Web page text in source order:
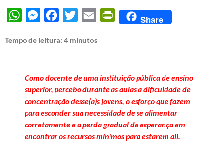
WhatsAppMessengerFacebook
Twitter Email PrintFriendly
Share
Tempo de leitura: 4 minutos
Como docente de uma instituição pública de ensino
superior, percebo durante as aulas a dificuldade de
concentração desse(a)s jovens, o esforço que fazem
para esconder sua necessidade de se alimentar
corretamente e a perda gradual de esperança em
encontrar os recursos mínimos para estarem ali.